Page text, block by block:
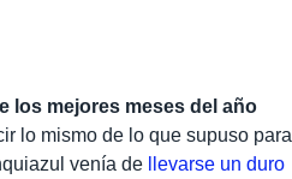
los mejores meses del año
lo mismo de lo que supuso para
venía de
llevarse un duro